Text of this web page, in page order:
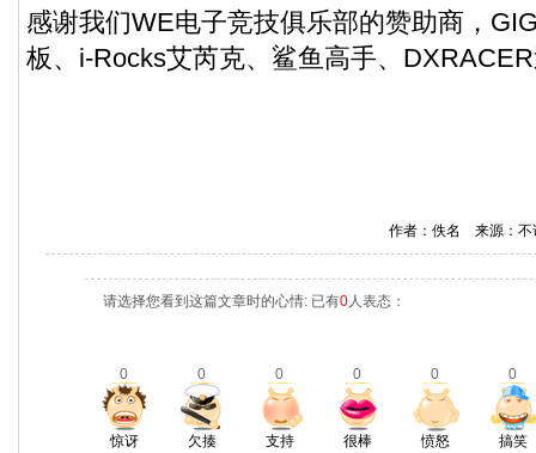
感谢我们WE电子竞技俱乐部的赞助商，
板、i-Rocks艾芮克、鲨鱼高手、
作者：佚名 来源：
请选择您看到这篇文章时的心情: 已有0人表态：
0 0 0 0 0 0
惊讶 欠揍 支持 很棒 愤怒 搞笑